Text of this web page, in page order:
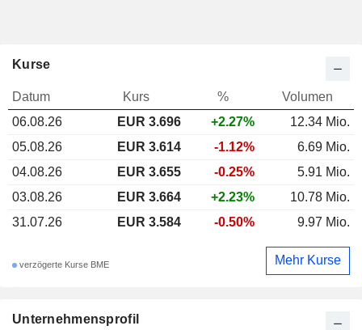
Unternehmensprofil
Kurse
Datum Kurs %
Volumen
06.08.26
EUR 3.696 +2.27%
12.34 Mio.
05.08.26
EUR 3.614 -1.12%
6.69 Mio.
04.08.26
EUR 3.655 -0.25%
5.91 Mio.
03.08.26
EUR 3.664 +2.23%
10.78 Mio.
31.07.26
EUR 3.584 -0.50% 9.97 Mio.
verzögerte Kurse BME Mehr Kurse